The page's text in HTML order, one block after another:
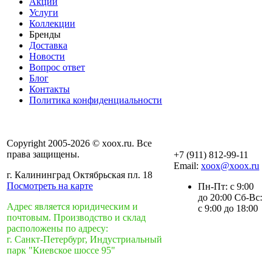
Услуги
Коллекции
Бренды
Доставка
Новости
Вопрос ответ
Блог
Контакты
Политика конфиденциальности
Copyright 2005-2026 © xoox.ru. Все
права защищены.
г. Калининград Октябрьская пл. 18
Посмотреть на карте
Адрес является юридическим и
почтовым. Производство и склад
расположены по адресу:
г. Санкт-Петербург, Индустриальный
парк "Киевское шоссе 95"
+7 (911) 812-99-11
Email: xoox@xoox.ru
Пн-Пт: с 9:00
до 20:00 Сб-Вс:
с 9:00 до 18:00